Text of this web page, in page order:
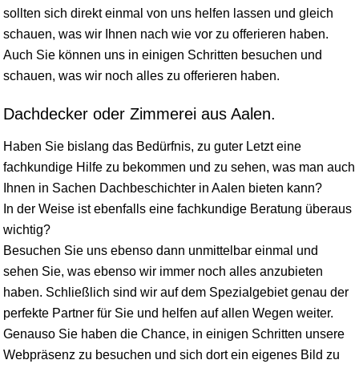
sollten sich direkt einmal von uns helfen lassen und gleich
schauen, was wir Ihnen nach wie vor zu offerieren haben.
Auch Sie können uns in einigen Schritten besuchen und
schauen, was wir noch alles zu offerieren haben.
Dachdecker oder Zimmerei aus Aalen.
Haben Sie bislang das Bedürfnis, zu guter Letzt eine
fachkundige Hilfe zu bekommen und zu sehen, was man auch
Ihnen in Sachen Dachbeschichter in Aalen bieten kann?
In der Weise ist ebenfalls eine fachkundige Beratung überaus
wichtig?
Besuchen Sie uns ebenso dann unmittelbar einmal und
sehen Sie, was ebenso wir immer noch alles anzubieten
haben. Schließlich sind wir auf dem Spezialgebiet genau der
perfekte Partner für Sie und helfen auf allen Wegen weiter.
Genauso Sie haben die Chance, in einigen Schritten unsere
Webpräsenz zu besuchen und sich dort ein eigenes Bild zu